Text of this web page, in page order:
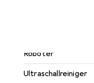
Roboter
Ultraschallreiniger